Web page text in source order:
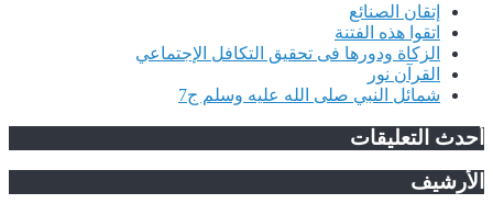
إتقان الصنائع
اتقوا هذه الفتنة
الزكاة ودورها فى تحقيق التكافل الإجتماعي
القرآن نور
شمائل النبي صلى الله عليه وسلم ج7
أحدث التعليقات
الأرشيف